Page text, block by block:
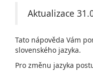
Aktualizace
Tato nápověda Vám
slovenského jazyka.
Pro změnu jazyka